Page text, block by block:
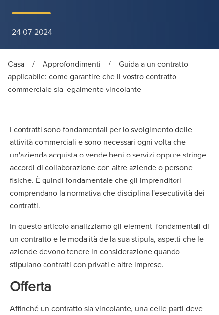
24-07-2024
Casa / Approfondimenti /
Guida a un contratto
applicabile: come garantire che il vostro contratto
commerciale sia legalmente vincolante
I contratti sono fondamentali per lo svolgimento delle
attività commerciali e sono necessari ogni volta che
un'azienda acquista o vende beni o servizi oppure stringe
accordi di collaborazione con altre aziende o persone
fisiche. È quindi fondamentale che gli imprenditori
comprendano la normativa che disciplina l'esecutività dei
contratti.
In questo articolo analizziamo gli elementi fondamentali di
un contratto e le modalità della sua stipula, aspetti che le
aziende devono tenere in considerazione quando
stipulano contratti con privati e altre imprese.
Offerta
Affinché un contratto sia vincolante, una delle parti deve